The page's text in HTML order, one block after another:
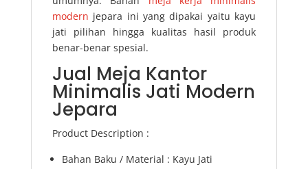
modern jepara ini yang dipakai yaitu kayu
jati pilihan hingga kualitas hasil produk
benar-benar spesial.
Jual Meja Kantor
Minimalis Jati Modern
Jepara
Product Description :
Bahan Baku / Material : Kayu Jati